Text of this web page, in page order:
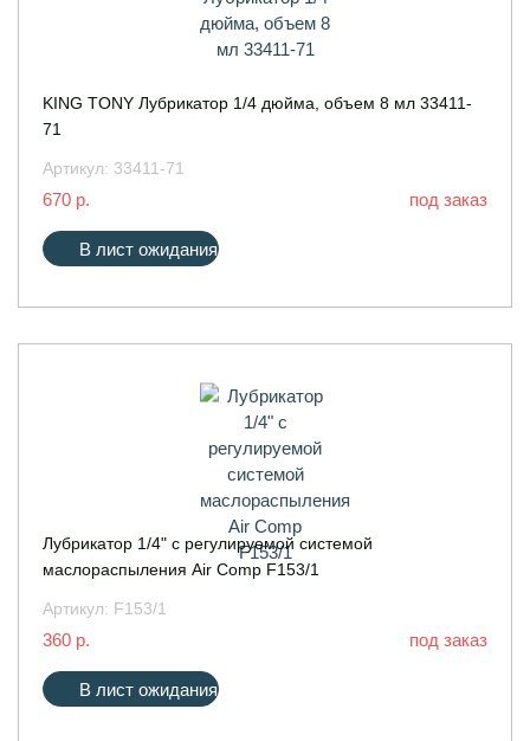
KING TONY Лубрикатор 1/4 дюйма, объем 8 мл 33411-
71
Артикул: 33411-71
670 р. под заказ
В лист ожидания
Лубрикатор 1/4" с регулируемой системой
маслораспыления Air Comp F153/1
Артикул: F153/1
360 р. под заказ
В лист ожидания